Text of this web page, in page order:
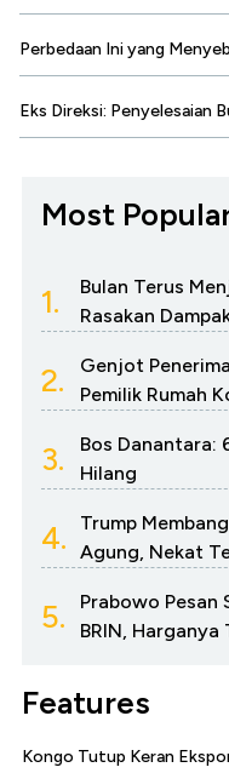
Perbedaan Ini yang
Eks Direksi: Penyelesaian
Most
1.
Bulan Terus
Rasakan
2.
Genjot
Pemilik Rumah
3.
Bos Danantara:
Hilang
4.
Trump
Agung, Nekat
5.
Prabowo Pesan
BRIN, Harganya
Features
Kongo Tutup Keran